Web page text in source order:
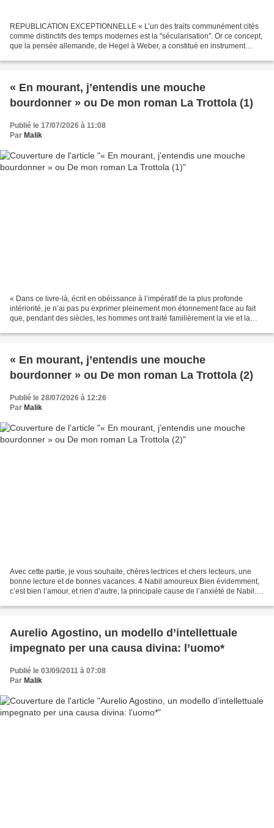
REPUBLICATION EXCEPTIONNELLE « L’un des traits communément cités
comme distinctifs des temps modernes est la "sécularisation". Or ce concept,
que la pensée allemande, de Hegel à Weber, a constitué en instrument
« En mourant, j’entendis une mouche
bourdonner » ou De mon roman La Trottola (1)
Publié le 17/07/2026 à 11:08
Par Malik
« Dans ce livre-là, écrit en obéissance à l’impératif de la plus profonde
intériorité, je n’ai pas pu exprimer pleinement mon étonnement face au fait
que, pendant des siècles, les hommes ont traité familièrement la vie et la
« En mourant, j’entendis une mouche
bourdonner » ou De mon roman La Trottola (2)
Publié le 28/07/2026 à 12:26
Par Malik
Avec cette partie, je vous souhaite, chères lectrices et chers lecteurs, une
bonne lecture et de bonnes vacances. 4 Nabil amoureux Bien évidemment,
c’est bien l’amour, et rien d’autre, la principale cause de l’anxiété de Nabil.
Aurelio Agostino, un modello d’intellettuale
impegnato per una causa divina: l’uomo*
Publié le 03/09/2011 à 07:08
Par Malik